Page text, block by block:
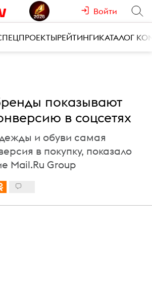
Войти
РЕЙТИНГИКАТАЛОГ
показывают
в соцсетях
и обуви самая
в покупку, показало
Mail.Ru Group